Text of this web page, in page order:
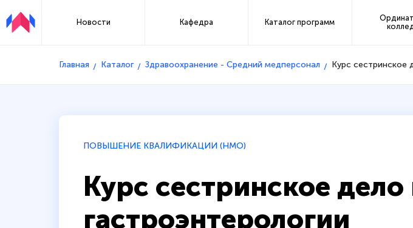
Новости Кафедра Каталог программ
Главная Каталог Здравоохранение - Средний медперсонал Курс сестринское
ПОВЫШЕНИЕ КВАЛИФИКАЦИИ (НМО)
Курс сестринское дело
гастроэнтерологии